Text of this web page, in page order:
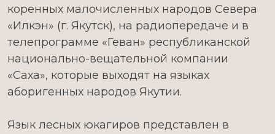
коренных малочисленных народов Севера
«Илкэн» (г. Якутск), на радиопередаче и в
телепрограмме «Геван» республиканской
национально-вещательной компании
«Саха», которые выходят на языках
аборигенных народов Якутии.
Язык лесных юкагиров представлен в